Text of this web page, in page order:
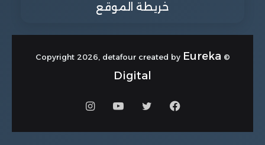
خريطة الموقع
© Copyright 2026, detafour created by
Eureka
Digital
فيسبوكتويتر يوتيوبانستقرام